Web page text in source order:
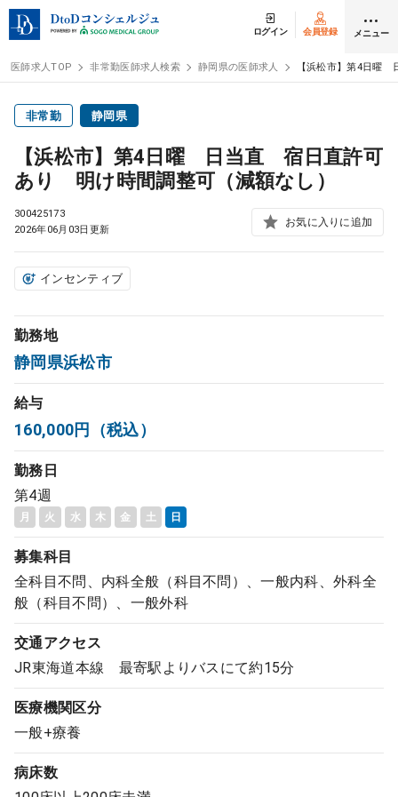
ログイン 会員登録 メニュー
医師求人
常勤検索 転職
非常勤検索 アルバイト
DtoDの転職・アルバイト支援
コンサルタント
成功事例
転職ノウハウ
受付時間 9:00 ～ 18:00（平日）
0120-337-613
クリニック開業
お問合せ
採用をお考えの医療機関の方
医師求人TOP 非常勤医師求人検索 静岡県の医師求人 【浜松市】第4日曜
非常勤 静岡県
【浜松市】第4日曜 日当直 宿日直許可
あり 明け時間調整可（減額なし）
300425173
2026年06月03日更新
お気に入りに追加
インセンティブ
勤務地
静岡県浜松市
給与
160,000円（税込）
勤務日
第4週
月 火 水 木 金 土 日
募集科目
全科目不問、内科全般（科目不問）、一般内科、外科全
般（科目不問）、一般外科
交通アクセス
JR東海道本線 最寄駅よりバスにて約15分
医療機関区分
一般+療養
病床数